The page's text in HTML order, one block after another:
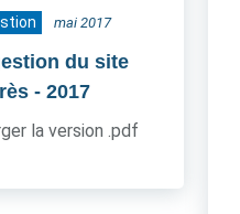
mai 2017
du site
- 2017
la version .pdf